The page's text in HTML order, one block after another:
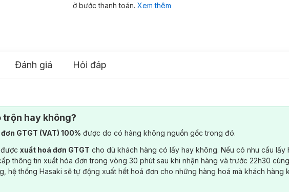
ở bước thanh toán. Xem thêm
Đánh giá Hỏi đáp
trộn hay không?
GTGT (VAT) 100% được do có hàng không nguồn gốc trong đó.
xuất hoá đơn GTGT cho dù khách hàng có lấy hay không. Nếu có nhu cầu lấy
thông tin xuất hóa đơn trong vòng 30 phút sau khi nhận hàng và trước 22h30
hệ thống Hasaki sẽ tự động xuất hết hoá đơn cho những hàng hoá mà khách hàng